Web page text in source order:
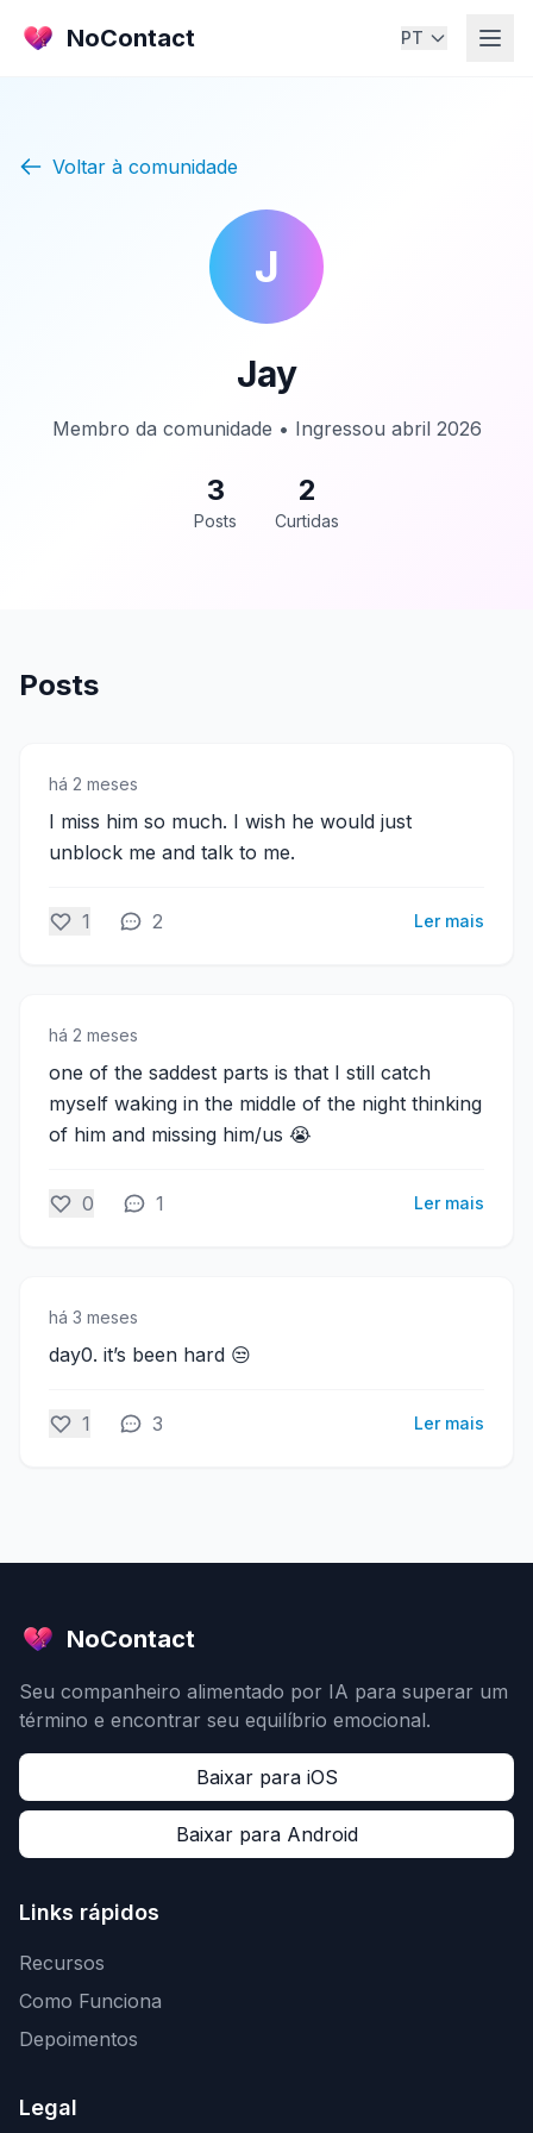
NoContact PT
Voltar à comunidade
J
Jay
Membro da comunidade • Ingressou abril 2026
3
Posts
2
Curtidas
Posts
há 2 meses
I miss him so much. I wish he would just
unblock me and talk to me.
1 2 Ler mais
há 2 meses
one of the saddest parts is that I still catch
myself waking in the middle of the night thinking
of him and missing him/us 😭
0 1 Ler mais
há 3 meses
day0. it’s been hard 😒
1 3 Ler mais
NoContact
Seu companheiro alimentado por IA para superar um
término e encontrar seu equilíbrio emocional.
Baixar para iOS
Baixar para Android
Links rápidos
Recursos
Como Funciona
Depoimentos
Legal